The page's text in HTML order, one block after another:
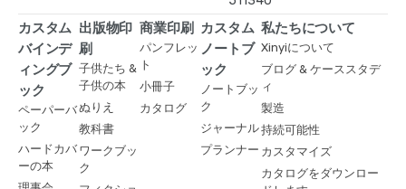
カスタム
バインデ
ィングブ
ック
ペーパーバ
ック
ハードカバ
ーの本
出版物印
刷
子供たち &
子供の本
ぬりえ
教科書
ワークブッ
ク
商業印刷
パンフレッ
ト
小冊子
カタログ
カスタム
ノートブ
ック
ノートブッ
ク
ジャーナル
プランナー
私たちについて
Xinyiについて
ブログ & ケーススタデ
ィ
製造
持続可能性
カスタマイズ
カタログをダウンロー